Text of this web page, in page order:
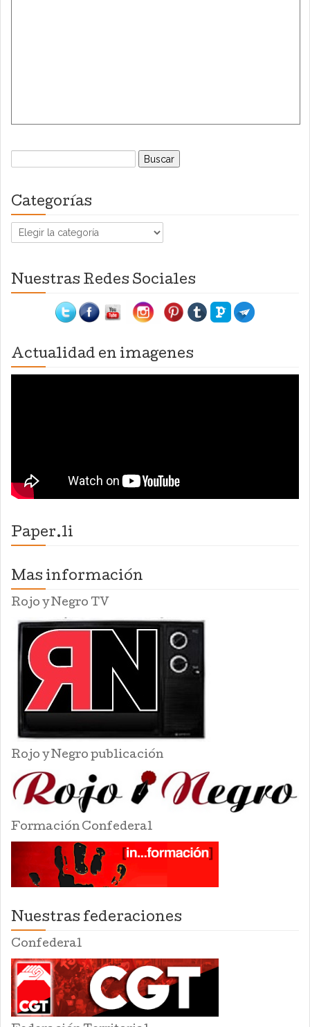
Buscar:
Categorías
Categorías
Nuestras Redes Sociales
Actualidad en imagenes
Paper.li
Mas información
Rojo y Negro TV
Rojo y Negro publicación
Formación Confederal
Nuestras federaciones
Confederal